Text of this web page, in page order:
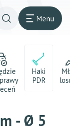
Menu
Haki
PDR
- Ø 5